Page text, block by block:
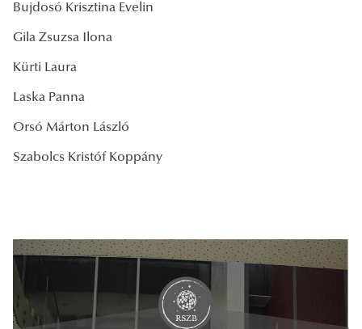
Bujdosó Krisztina Evelin
Gila Zsuzsa Ilona
Kürti Laura
Laska Panna
Orsó Márton László
Szabolcs Kristóf Koppány